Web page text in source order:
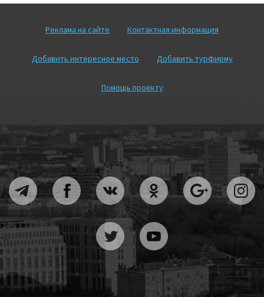
Реклама на сайте Контактная информация
Добавить интересное место Добавить турфирму
Помощь проекту